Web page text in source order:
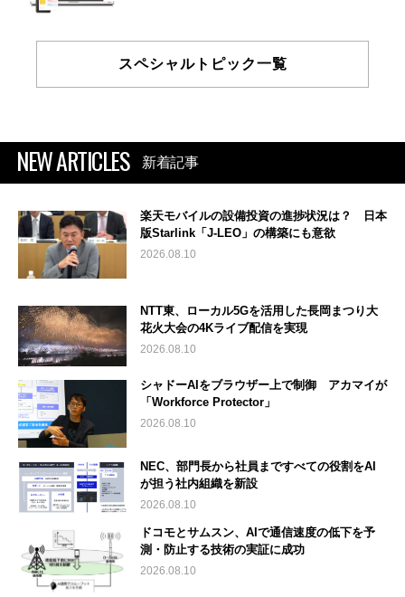
スペシャルトピック一覧
NEW ARTICLES 新着記事
楽天モバイルの設備投資の進捗状況は？ 日本
版Starlink「J-LEO」の構築にも意欲
2026.08.10
NTT東、ローカル5Gを活用した長岡まつり大
花火大会の4Kライブ配信を実現
2026.08.10
シャドーAIをブラウザー上で制御 アカマイが
「Workforce Protector」
2026.08.10
NEC、部門長から社員まですべての役割をAI
が担う社内組織を新設
2026.08.10
ドコモとサムスン、AIで通信速度の低下を予
測・防止する技術の実証に成功
2026.08.10